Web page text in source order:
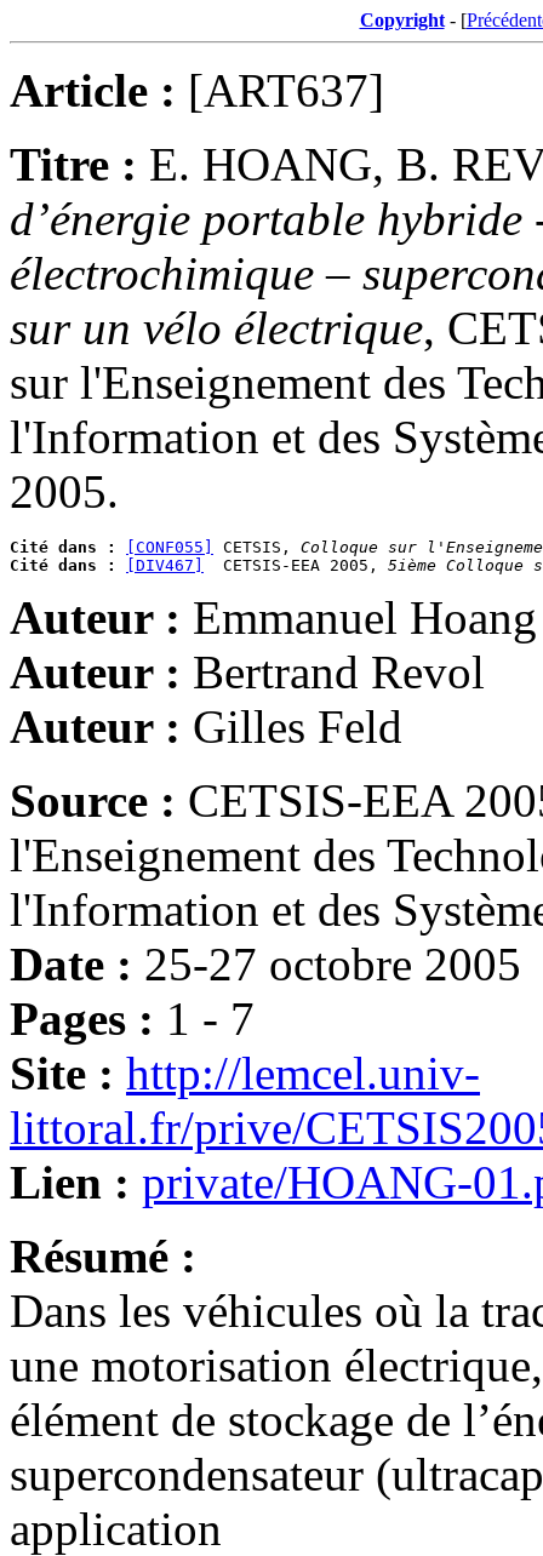
Copyright- [
Article : [ART637]
Titre : E. HOANG, B.
d’énergie portable
électrochimique –
sur un vélo électrique,
sur l'Enseignement des
l'Information et des
2005.
Cité dans : [CONF055] CETSIS, Colloque sur
Cité dans :
[DIV467]
  CETSIS-EEA 2005,
5ième Colloque
Auteur : Emmanuel Hoang
Auteur : Bertrand Revol
Auteur : Gilles Feld
Source : CETSIS-EEA
l'Enseignement des
l'Information et des
Date : 25-27 octobre 2005
Pages : 1 - 7
Site : http://lemcel.univ-
littoral.fr/prive/
Lien : private/HOANG-
Résumé :
Dans les véhicules où la
une motorisation
élément de stockage de
supercondensateur
application